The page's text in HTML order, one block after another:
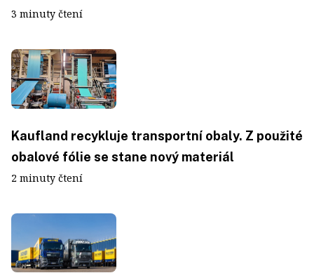
3 minuty čtení
Kaufland recykluje transportní obaly. Z použité
obalové fólie se stane nový materiál
2 minuty čtení